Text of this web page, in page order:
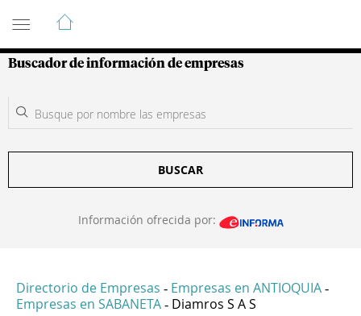
Guía de Empresas Colombianas
Buscador de información de empresas
BUSCAR
Información ofrecida por:
Directorio de Empresas - Empresas en ANTIOQUIA -
Empresas en SABANETA - Diamros S A S